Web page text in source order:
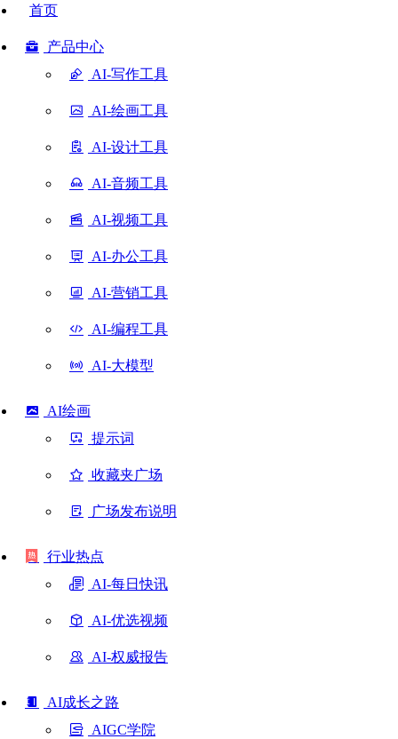
首页
产品中心
AI-写作工具
AI-绘画工具
AI-设计工具
AI-音频工具
AI-视频工具
AI-办公工具
AI-营销工具
AI-编程工具
AI-大模型
AI绘画
提示词
收藏夹广场
广场发布说明
行业热点
AI-每日快讯
AI-优选视频
AI-权威报告
AI成长之路
AIGC学院